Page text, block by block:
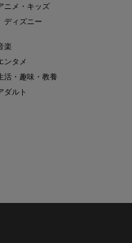
ニメ・キッズ
ディズニー
楽
ンタメ
活・趣味・教養
ダルト